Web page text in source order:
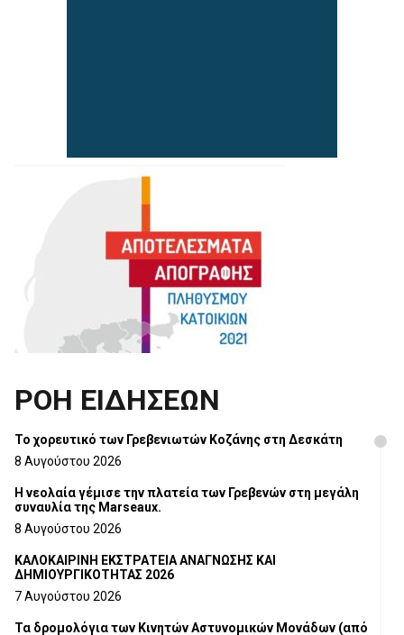
ΡΟΗ ΕΙΔΗΣΕΩΝ
Το χορευτικό των Γρεβενιωτών Κοζάνης στη Δεσκάτη
8 Αυγούστου 2026
Η νεολαία γέμισε την πλατεία των Γρεβενών στη μεγάλη
συναυλία της Marseaux.
8 Αυγούστου 2026
ΚΑΛΟΚΑΙΡΙΝΗ ΕΚΣΤΡΑΤΕΙΑ ΑΝΑΓΝΩΣΗΣ ΚΑΙ
ΔΗΜΙΟΥΡΓΙΚΟΤΗΤΑΣ 2026
7 Αυγούστου 2026
Τα δρομολόγια των Κινητών Αστυνομικών Μονάδων (από